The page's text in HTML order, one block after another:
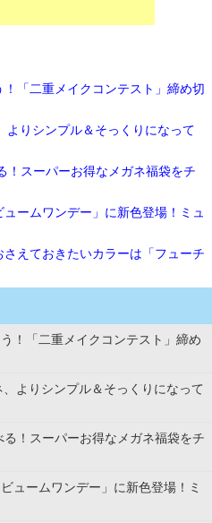
！「二重メイクコンテスト」締め切
よりシンプル＆そっくりになって
！スーパーお得なメガネ福袋をチ
ームワンデー」に新色登場！ミュ
さえておきたいカラーは「フューチ
！「二重メイクコンテスト」締め
よりシンプル＆そっくりになって
る！スーパーお得なメガネ福袋をチ
ュームワンデー」に新色登場！ミ